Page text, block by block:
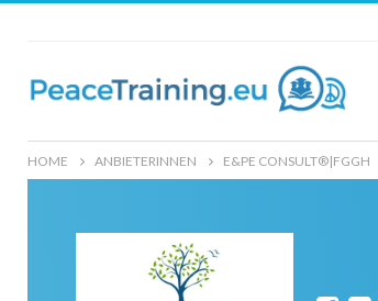
HOME ANBIETERINNEN E&PE CONSULT®|FGGH